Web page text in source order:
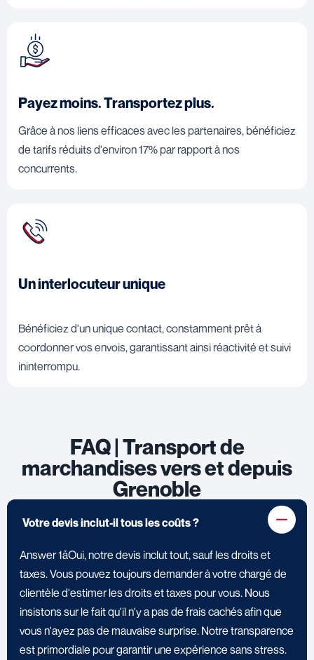
Payez moins. Transportez plus.
Grâce à nos liens efficaces avec les partenaires, bénéficiez
de tarifs réduits d'environ 17% par rapport à nos
concurrents.
Un interlocuteur unique
Bénéficiez d'un unique contact, constamment prêt à
coordonner vos envois, garantissant ainsi réactivité et suivi
ininterrompu.
FAQ | Transport de
marchandises vers et depuis
Grenoble
Votre devis inclut-il tous les coûts ?
Answer 1åOui, notre devis inclut tout, sauf les droits et
taxes. Vous pouvez toujours demander à votre chargé de
clientèle d'estimer les droits et taxes pour vous. Nous
insistons sur le fait qu'il n'y a pas de frais cachés afin que
vous n'ayez pas de mauvaise surprise. Notre transparence
est primordiale pour garantir une expérience sans stress.